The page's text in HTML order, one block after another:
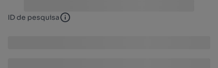
ID de pesquisa ID de pesquisa